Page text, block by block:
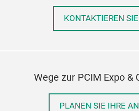
KONTAKTIEREN
Wege zur PCIM Expo &
PLANEN SIE IHRE